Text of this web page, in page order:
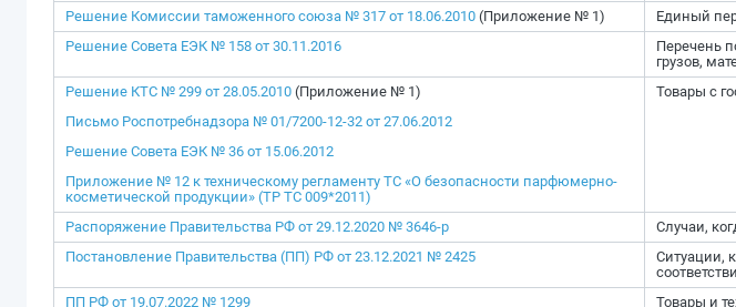
Решение Комиссии таможенного союза № 317 от 18.06.2010 (Приложение № 1)
Единый
Решение Совета ЕЭК № 158 от 30.11.2016
Перечень
грузов,
Решение КТС № 299 от 28.05.2010 (Приложение № 1)
Письмо Роспотребнадзора № 01/7200-12-32 от 27.06.2012
Решение Совета ЕЭК № 36 от 15.06.2012
Приложение № 12 к техническому регламенту ТС «О безопасности парфюмерно-
косметической продукции» (TP ТС 009*2011)
Товары с
Распоряжение Правительства РФ от 29.12.2020 № 3646-р
Случаи,
Постановление Правительства (ПП) РФ от 23.12.2021 № 2425
Ситуации,
ПП РФ от 19.07.2022 № 1299
Товары и